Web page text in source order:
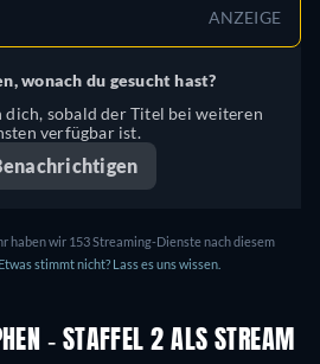
ANZEIGE
wonach du gesucht hast?
sobald der Titel bei weiteren
verfügbar ist.
haben wir 153 Streaming-Dienste nach diesem
Etwas stimmt nicht? Lass es uns wissen.
- STAFFEL 2 ALS STREAM O